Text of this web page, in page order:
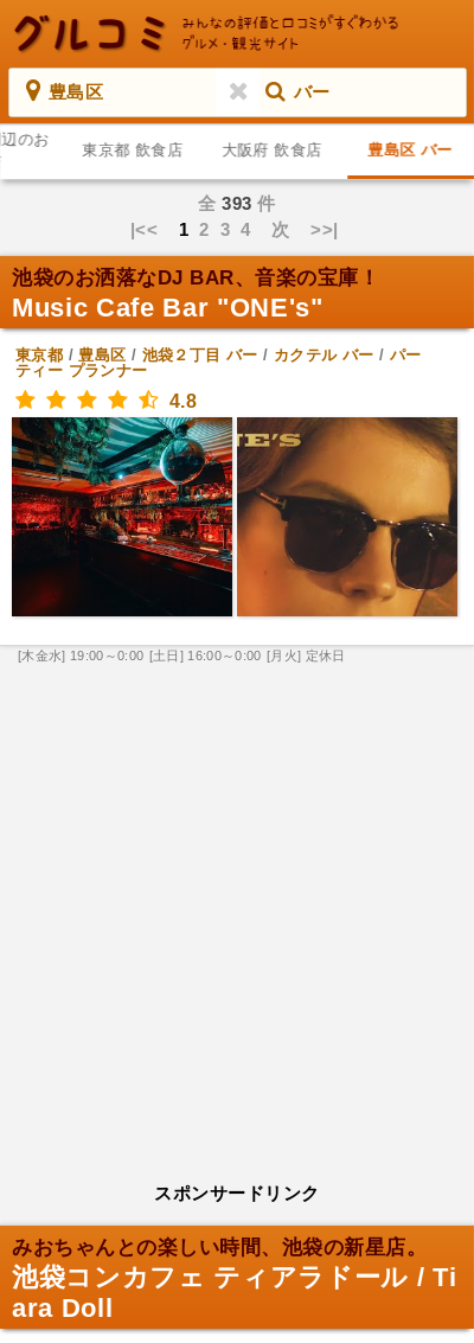
豊島区 バー
のお
東京都 飲食店 大阪府 飲食店 豊島区 バー
全393 件
|<< 12 3 4 次 >>|
池袋のお洒落なDJ BAR、音楽の宝庫！
Music Cafe Bar "ONE's"
東京都 /豊島区 / 池袋２丁目 バー / カクテル バー / パー
ティー プランナー
4.8
[木金水] 19:00～0:00 [土日] 16:00～0:00 [月火] 定休日
スポンサードリンク
みおちゃんとの楽しい時間、池袋の新星店。
池袋コンカフェ ティアラドール / Ti
ara Doll